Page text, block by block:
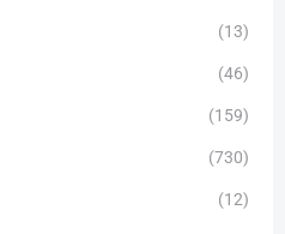
(13)
(46)
(159)
(730)
(12)